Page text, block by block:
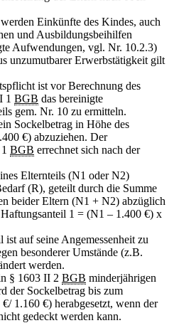
Einkünfte des Kindes, auch
und Ausbildungsbeihilfen
Aufwendungen, vgl. Nr. 10.2.3)
unzumutbarer Erwerbstätigkeit gilt
ist vor Berechnung des
1 BGB das bereinigte
gem. Nr. 10 zu ermitteln.
Sockelbetrag in Höhe des
€) abzuziehen. Der
BGB errechnet sich nach der
Elternteils (N1 oder N2)
(R), geteilt durch die Summe
beider Eltern (N1 + N2) abzüglich
1 = (N1 – 1.400 €) x
auf seine Angemessenheit zu
besonderer Umstände (z.B.
werden.
§ 1603 II 2 BGB minderjährigen
der Sockelbetrag bis zum
1.160 €) herabgesetzt, wenn der
gedeckt werden kann.